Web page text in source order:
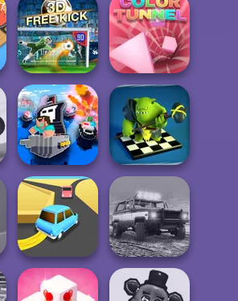
Healing Driver Pet Party
Free Kick Classic Color Tunnel
Noob vs Cops
Checkers RPG:
Online PvP
Battl...